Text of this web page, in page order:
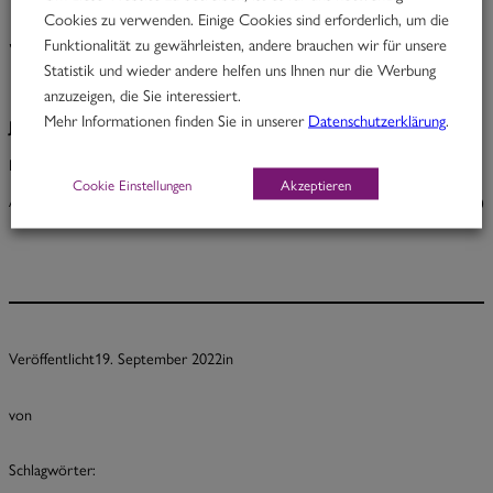
Joanna’s Dream
Joanna’s Dream
Brie, Avocado, Feigenchutney & Rucola
A, F, G 6,80
Veröffentlicht19. September 2022in
von
Schlagwörter:
Cookies zu verwenden. Einige Cookies sind erforderlich, um die
Funktionalität zu gewährleisten, andere brauchen wir für unsere
Statistik und wieder andere helfen uns Ihnen nur die Werbung
anzuzeigen, die Sie interessiert.
Mehr Informationen finden Sie in unsererDatenschutzerklärung.
Cookie Einstellungen Akzeptieren